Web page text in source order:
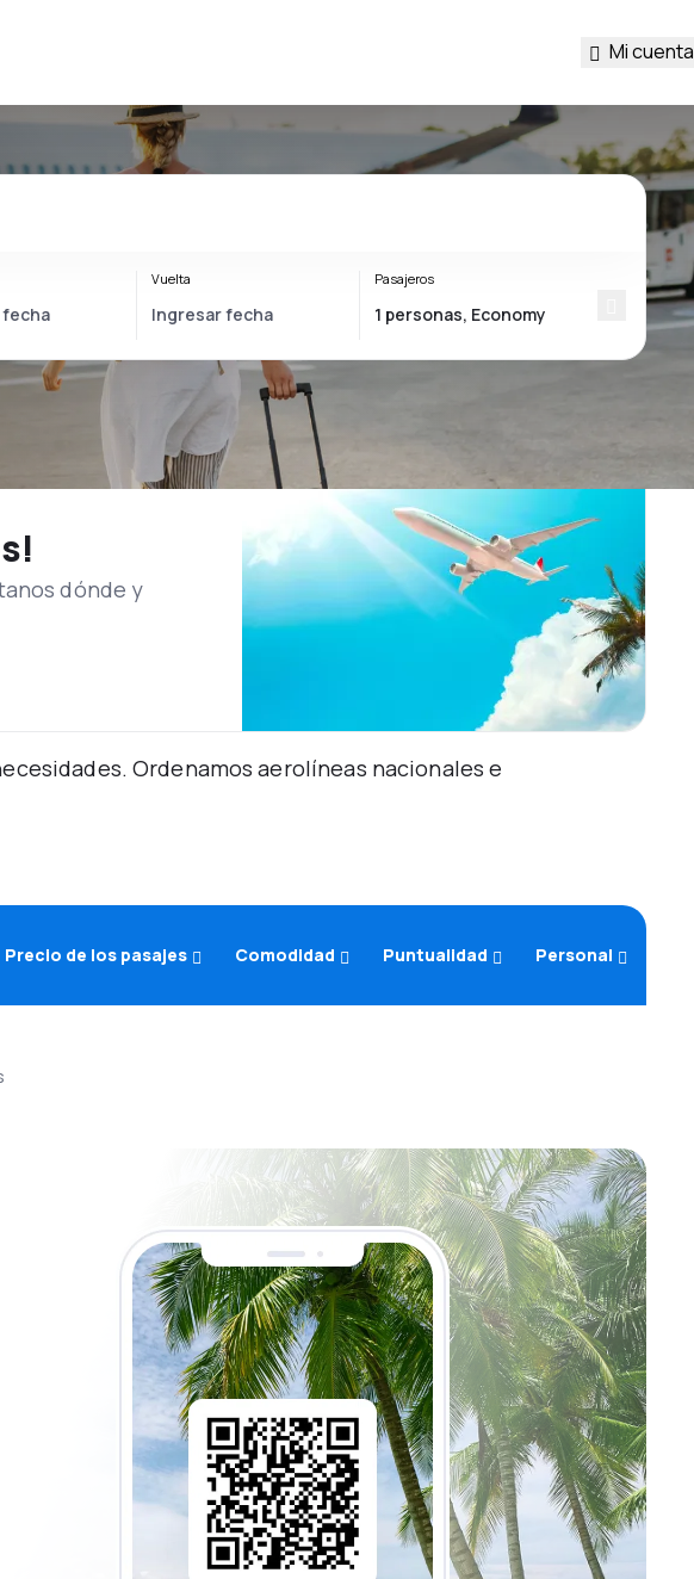
Mi cuenta
Vuelta Pasajeros
dónde y
Ordenamos aerolíneas nacionales e
Precio de los pasajes Comodidad Puntualidad Personal